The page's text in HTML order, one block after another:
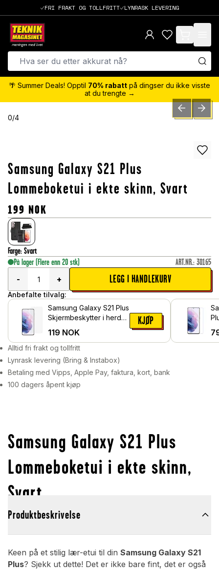
FRI FRAKT OG TOLLFRITT LYNRASK LEVERING
items in cart,
🌴 Summer Deals! Opptil 70% rabatt på dingser du ikke visste
at du trengte →
0/4 PREVIOUSNEXT
Samsung Galaxy S21 Plus
Lommeboketui i ekte skinn, Svart
199 NOK
Farge: Svart
På lager (Flere enn 20 stk) ART.NR.: 30165
-
+ LEGG I HANDLEKURV
Anbefalte tilvalg:
Samsung Galaxy S21 Plus
Skjermbeskytter i herdet
119 NOK
KJØP
Alltid fri frakt og tollfritt
Lynrask levering (Bring & Instabox)
Betaling med Vipps, Apple Pay, faktura, kort, bank
100 dagers åpent kjøp
Samsung Galaxy S21 Plus
Lommeboketui i ekte skinn,
Svart
Produktbeskrivelse
Keen på et stilig lær-etui til din Samsung Galaxy S21
Plus? Sjekk ut dette! Det er ikke bare fint, det er også